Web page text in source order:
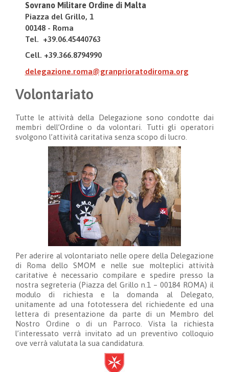
Sovrano Militare Ordine di Malta
Piazza del Grillo, 1
00148 - Roma
Tel. +39.06.45440763
Cell. +39.366.8794990
delegazione.roma@granprioratodiroma.org
Volontariato
Tutte le attività della Delegazione sono condotte dai
membri dell’Ordine o da volontari. Tutti gli operatori
svolgono l’attività caritativa senza scopo di lucro.
Per aderire al volontariato nelle opere della Delegazione
di Roma dello SMOM e nelle sue molteplici attività
caritative è necessario compilare e spedire presso la
nostra segreteria (Piazza del Grillo n.1 – 00184 ROMA) il
modulo di richiesta e la domanda al Delegato,
unitamente ad una fototessera del richiedente ed una
lettera di presentazione da parte di un Membro del
Nostro Ordine o di un Parroco. Vista la richiesta
l’interessato verrà invitato ad un preventivo colloquio
ove verrà valutata la sua candidatura.